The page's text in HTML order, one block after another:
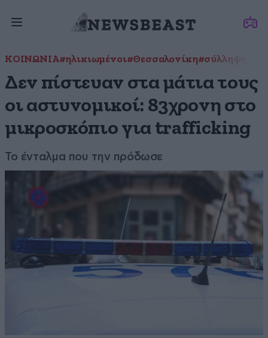
ΚΟΙΝΩΝΙΑ#ηλικιωμένοι#Θεσσαλονίκη#σύλληψη
Δεν πίστευαν στα μάτια τους
οι αστυνομικοί: 83χρονη στο
μικροσκόπιο για trafficking
Το ένταλμα που την πρόδωσε